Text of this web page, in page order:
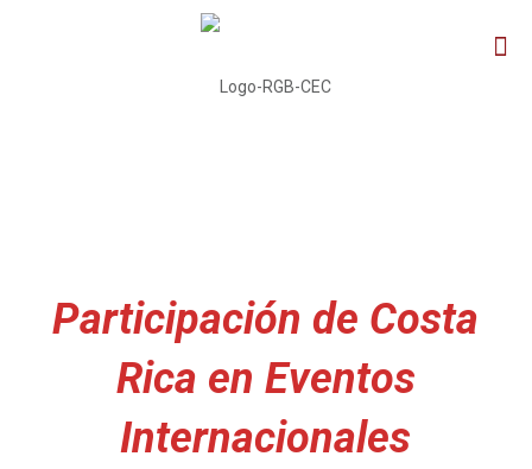
Participación de Costa
Rica en Eventos
Internacionales